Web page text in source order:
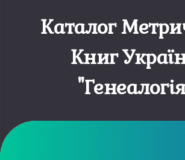
Каталог
Книг